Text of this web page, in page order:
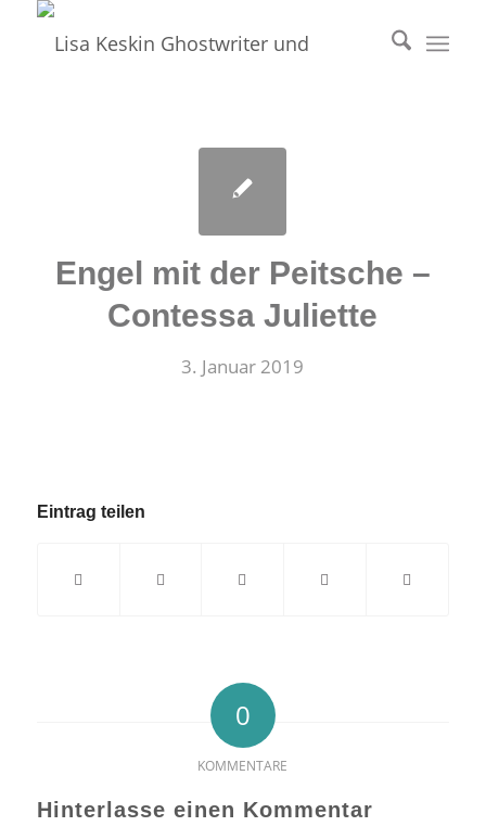
Engel mit der Peitsche –
Contessa Juliette
3. Januar 2019
Eintrag teilen
0
KOMMENTARE
Hinterlasse einen Kommentar